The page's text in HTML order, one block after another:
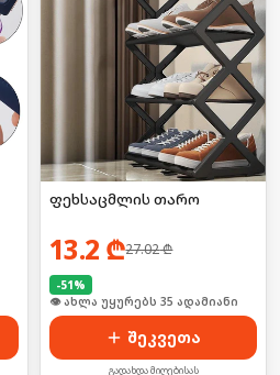
ფეხსაცმლის თარო
13.2 ₾27.02₾
-51%
🛒 ბოლო 24სთ-ში იყიდა 52-მა
შეკვეთა
გადახდა მიღებისას